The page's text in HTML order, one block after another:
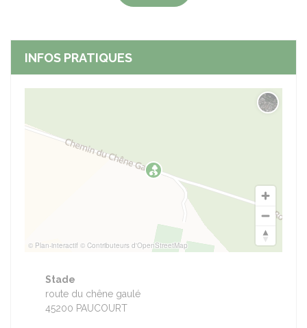
INFOS PRATIQUES
© Plan-interactif © Contributeurs d'OpenStreetMap
Stade
route du chêne gaulé
45200 PAUCOURT